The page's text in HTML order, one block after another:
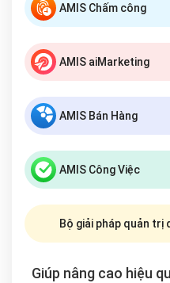
AMIS Chấm công
AMIS aiMarketing
AMIS Bán Hàng
AMIS Công Việc
Bộ giải pháp quản trị
Giúp nâng cao hiệu